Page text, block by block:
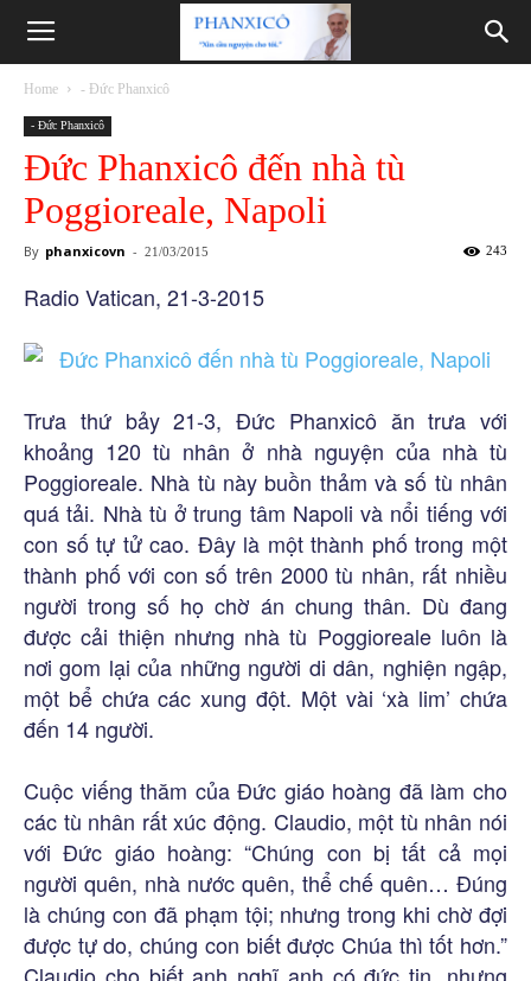
Phanxicô
Home - Đức Phanxicô
- Đức Phanxicô
Đức Phanxicô đến nhà tù
Poggioreale, Napoli
By phanxicovn - 21/03/2015 243
Radio Vatican, 21-3-2015
Trưa thứ bảy 21-3, Đức Phanxicô ăn trưa với
khoảng 120 tù nhân ở nhà nguyện của nhà tù
Poggioreale. Nhà tù này buồn thảm và số tù nhân
quá tải. Nhà tù ở trung tâm Napoli và nổi tiếng với
con số tự tử cao. Đây là một thành phố trong một
thành phố với con số trên 2000 tù nhân, rất nhiều
người trong số họ chờ án chung thân. Dù đang
được cải thiện nhưng nhà tù Poggioreale luôn là
nơi gom lại của những người di dân, nghiện ngập,
một bể chứa các xung đột. Một vài ‘xà lim’ chứa
đến 14 người.
Cuộc viếng thăm của Đức giáo hoàng đã làm cho
các tù nhân rất xúc động. Claudio, một tù nhân nói
với Đức giáo hoàng: “Chúng con bị tất cả mọi
người quên, nhà nước quên, thể chế quên… Đúng
là chúng con đã phạm tội; nhưng trong khi chờ đợi
được tự do, chúng con biết được Chúa thì tốt hơn.”